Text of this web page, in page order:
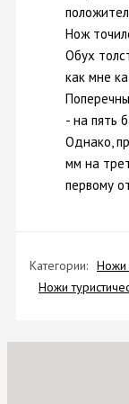
Нож
Обух
как мне
- на пять
Однако,
мм на
первому
Категории: Ножи
Ножи